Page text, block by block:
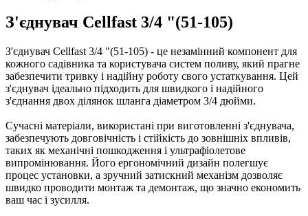
З'єднувач Cellfast 3/4 "(51-105)
З'єднувач Cellfast 3/4 "(51-105) - це незамінний компонент для
кожного садівника та користувача систем поливу, який прагне
забезпечити тривку і надійну роботу свого устаткування. Цей
з'єднувач ідеально підходить для швидкого і надійного
з'єднання двох ділянок шланга діаметром 3/4 дюйми.
Сучасні матеріали, використані при виготовленні з'єднувача,
забезпечують довговічність і стійкість до зовнішніх впливів,
таких як механічні пошкодження і ультрафіолетове
випромінювання. Його ергономічний дизайн полегшує
процес установки, а зручний затискний механізм дозволяє
швидко проводити монтаж та демонтаж, що значно економить
ваш час і зусилля.